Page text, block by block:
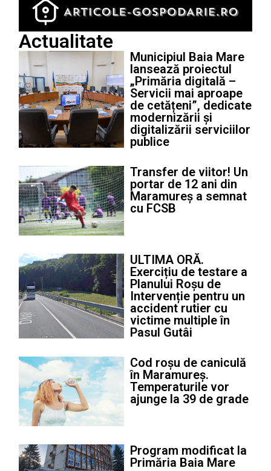
Actualitate
Municipiul Baia Mare
lansează proiectul
„Primăria digitală –
Servicii mai aproape
de cetățeni”, dedicate
modernizării și
digitalizării serviciilor
publice
Transfer de viitor! Un
portar de 12 ani din
Maramureș a semnat
cu FCSB
ULTIMA ORĂ.
Exercițiu de testare a
Planului Roșu de
Intervenție pentru un
accident rutier cu
victime multiple în
Pasul Gutâi
Cod roșu de caniculă
în Maramureș.
Temperaturile vor
ajunge la 39 de grade
Program modificat la
Primăria Baia Mare